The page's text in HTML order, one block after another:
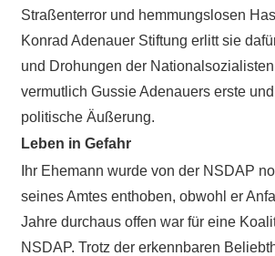
Straßenterror und hemmungslosen
Konrad Adenauer Stiftung erlitt sie
und Drohungen der
vermutlich Gussie Adenauers erste
politische Äußerung.
Leben in Gefahr
Ihr Ehemann wurde von der NSDAP
seines Amtes enthoben, obwohl er
Jahre durchaus offen war für eine
NSDAP. Trotz der erkennbaren